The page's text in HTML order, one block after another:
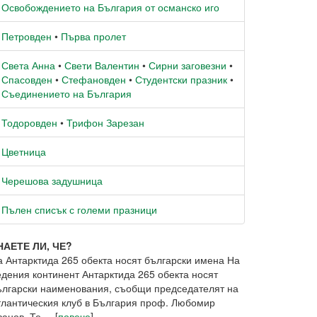
Освобождението на България от османско иго
Петровден • Първа пролет
Света Анна • Свети Валентин • Сирни заговезни •
Спасовден • Стефановден • Студентски празник •
Съединението на България
Тодоровден • Трифон Зарезан
Цветница
Черешова задушница
Пълен списък с големи празници
ЛИ, ЧЕ?
Антарктида 265 обекта носят български имена На
континент Антарктида 265 обекта носят
наименования, съобщи председателят на
клуб в България проф. Любомир